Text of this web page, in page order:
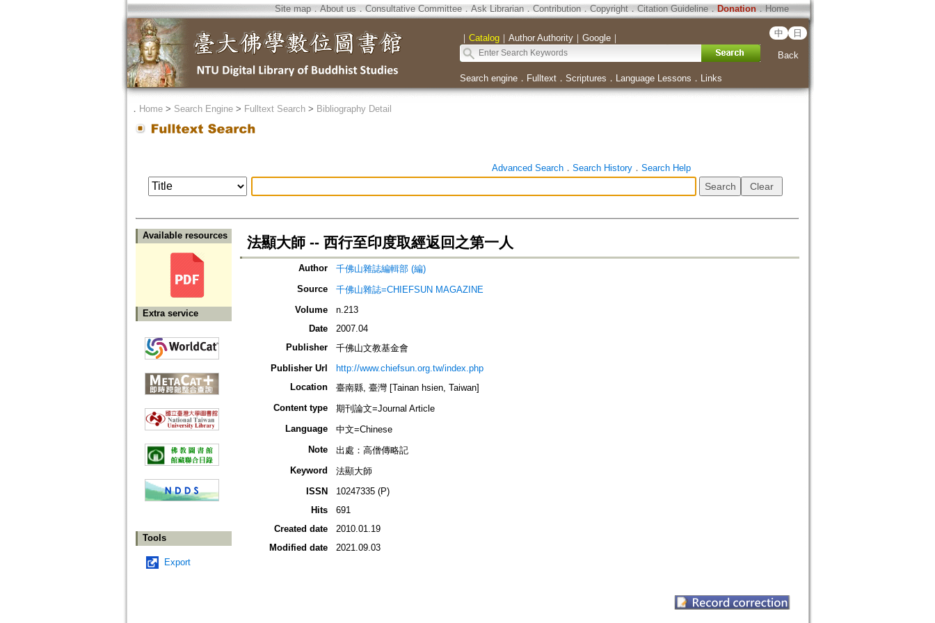
Site map．About us ． Consultative Committee． Ask Librarian． Contribution．Copyright．Citation Guideline． Donation．Home
｜ Catalog｜ Author Authority｜ Google｜ 中 日
Back
Search engine． Fulltext． Scriptures ． Language Lessons ． Links
． Home> Search Engine> Fulltext Search> Bibliography Detail
Advanced Search． Search History． Search Help
Available resources
Extra service
Tools
Export
法顯大師 -- 西行至印度取經返回之第一人
Author
千佛山雜誌編輯部 (編)
Source
千佛山雜誌=CHIEFSUN MAGAZINE
Volume
n.213
Date
2007.04
Publisher
千佛山文教基金會
Publisher Url
http://www.chiefsun.org.tw/index.php
Location
臺南縣, 臺灣 [Tainan hsien, Taiwan]
Content type
期刊論文=Journal Article
Language
中文=Chinese
Note
出處：高僧傳略記
Keyword
法顯大師
ISSN
10247335 (P)
Hits
691
Created date
2010.01.19
Modified date
2021.09.03